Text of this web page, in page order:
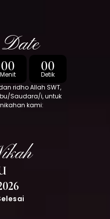
00
Menit
00
Detik
ridho Allah SWT,
Saudara/i, untuk
kami: